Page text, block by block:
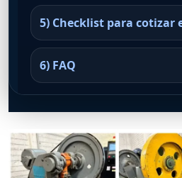
5) Checklist para cotizar
6) FAQ